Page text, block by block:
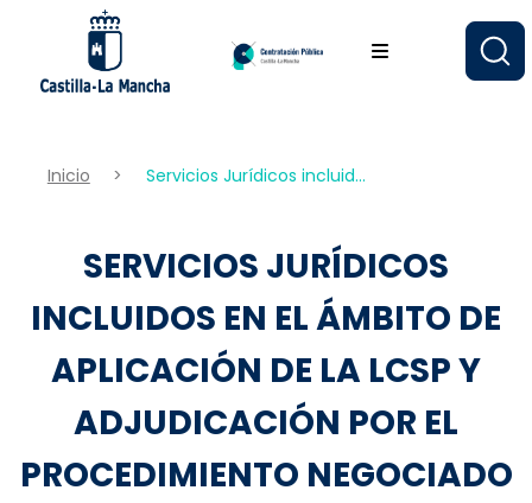
contenido
Inicio Servicios Jurídicos incluid...
SERVICIOS JURÍDICOS
INCLUIDOS EN EL ÁMBITO DE
APLICACIÓN DE LA LCSP Y
ADJUDICACIÓN POR EL
PROCEDIMIENTO NEGOCIADO